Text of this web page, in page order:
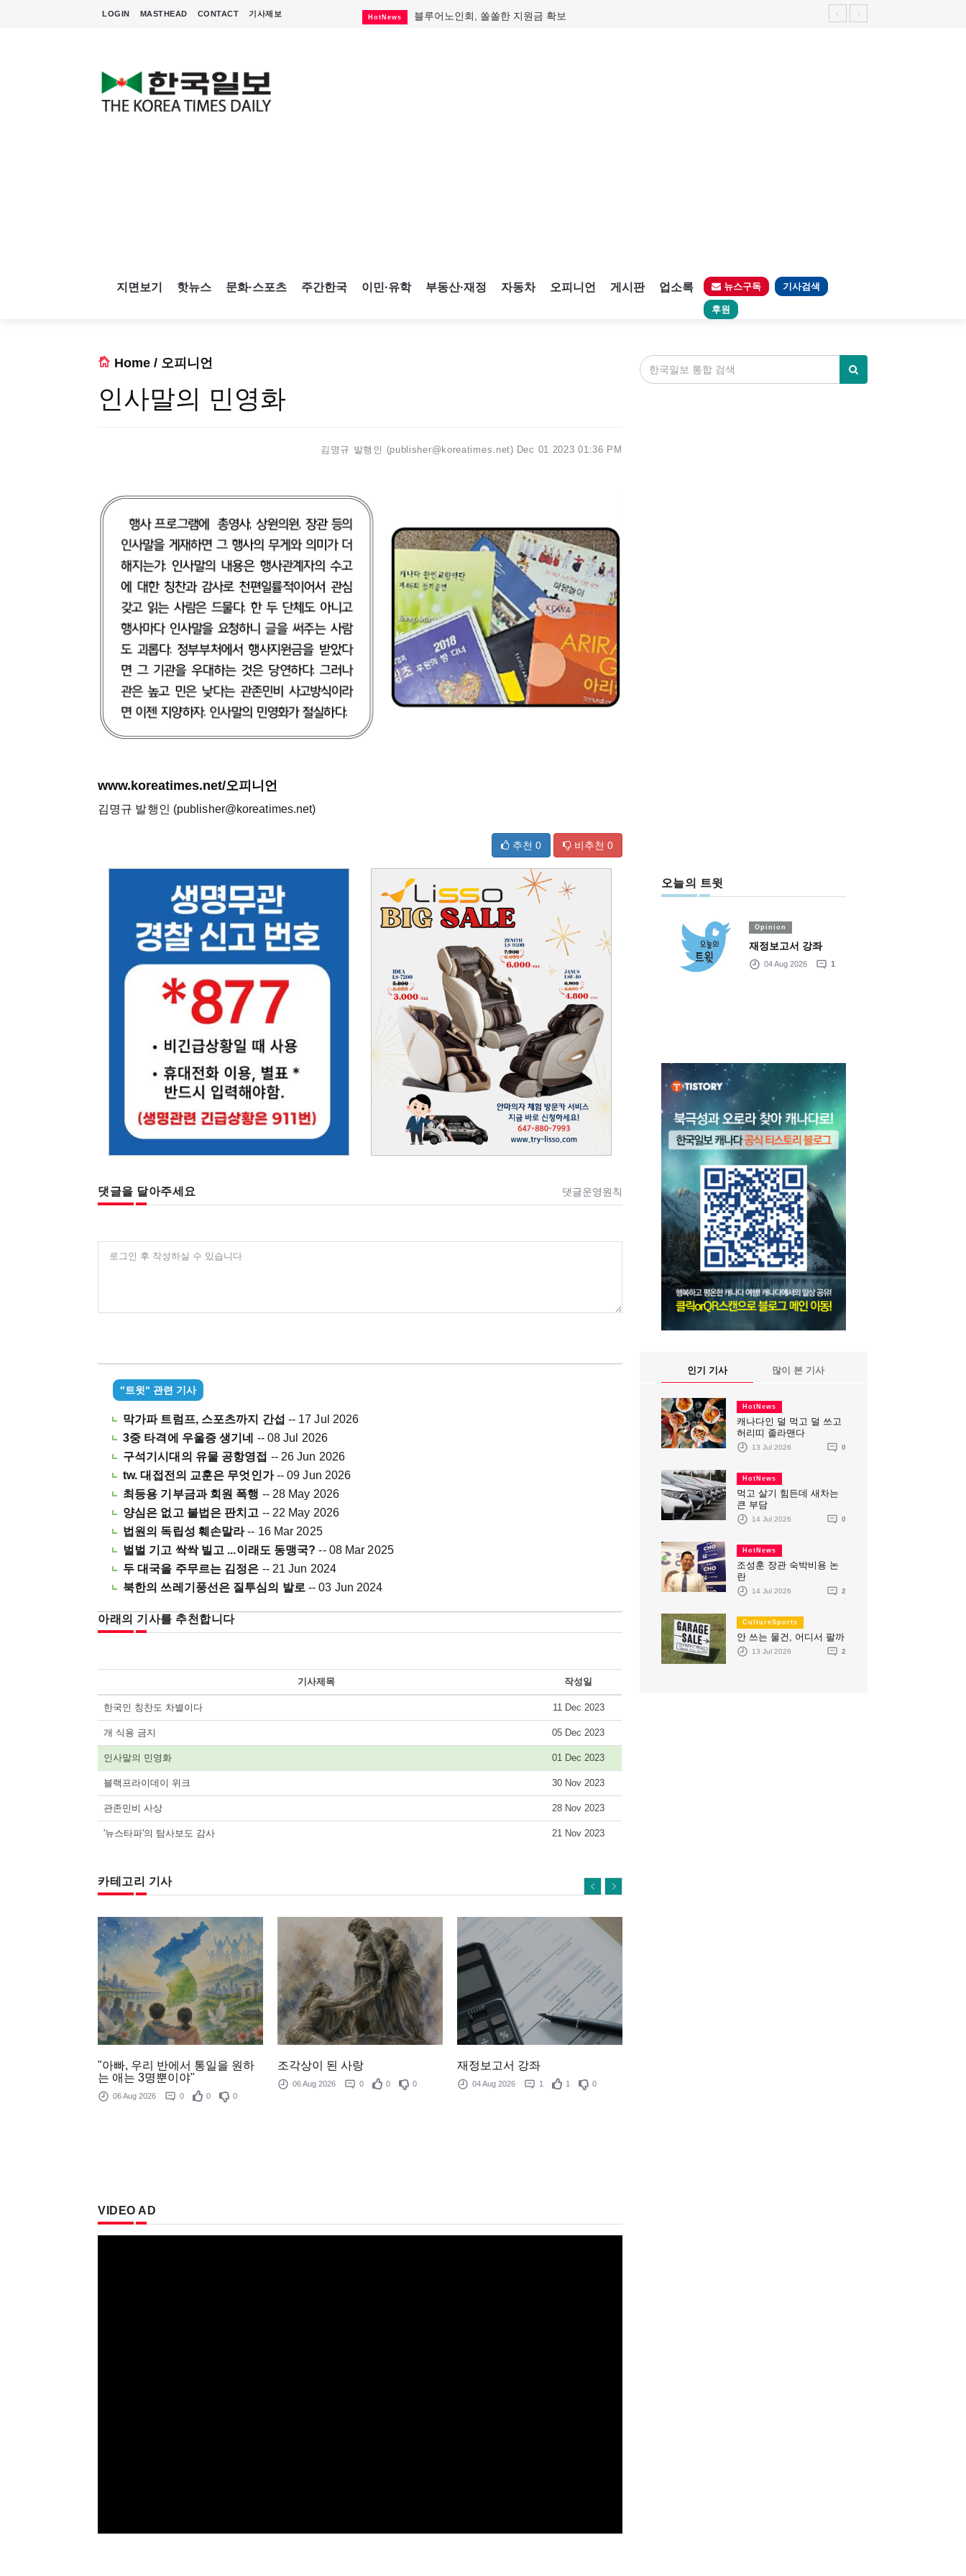
LOGIN MASTHEAD CONTACT 기사제보 HotNews 블루어노인회, 쏠쏠한 지원금 확보
지면보기 핫뉴스 문화·스포츠 주간한국 이민·유학 부동산·재정 자동차 오피니언 게시판 업소록 뉴스구독 기사검색
후원
Home / 오피니언
인사말의 민영화
김명규 발행인 (publisher@koreatimes.net) Dec 01 2023 01:36 PM
www.koreatimes.net/오피니언
김명규 발행인 (publisher@koreatimes.net)
추천 0 비추천 0
댓글을 달아주세요 댓글운영원칙
로그인 후 작성하실 수 있습니다
"트윗" 관련 기사
막가파 트럼프, 스포츠까지 간섭 -- 17 Jul 2026
3중 타격에 우울증 생기네
-- 08 Jul 2026
구석기시대의 유물 공항영접 -- 26 Jun 2026
tw. 대접전의 교훈은 무엇인가-- 09 Jun 2026
최등용 기부금과 회원 폭행 -- 28 May 2026
양심은 없고 불법은 판치고 -- 22 May 2026
법원의 독립성 훼손말라-- 16 Mar 2025
벌벌 기고 싹싹 빌고 ...이래도 동맹국?-- 08 Mar 2025
두 대국을 주무르는 김정은 -- 21 Jun 2024
북한의 쓰레기풍선은 질투심의 발로 -- 03 Jun 2024
아래의 기사를 추천합니다
기사제목 작성일
한국인 칭찬도 차별이다 11 Dec 2023
개 식용 금지 05 Dec 2023
인사말의 민영화 01 Dec 2023
블랙프라이데이 위크 30 Nov 2023
관존민비 사상 28 Nov 2023
'뉴스타파'의 탐사보도 감사 21 Nov 2023
카테고리 기사
"아빠, 우리 반에서 통일을 원하
는 애는 3명뿐이야"
06 Aug 2026 0 0 0
조각상이 된 사랑
06 Aug 2026 0 0 0
재정보고서 강좌
04 Aug 2026 1 1 0
VIDEO AD
오늘의 트윗
Opinion
재정보고서 강좌
04 Aug 2026 1
인기 기사 많이 본 기사
HotNews
캐나다인 덜 먹고 덜 쓰고
허리띠 졸라맨다
13 Jul 2026 0
HotNews
먹고 살기 힘든데 새차는
큰 부담
14 Jul 2026 0
HotNews
조성훈 장관 숙박비용 논
란
14 Jul 2026 2
CultureSports
안 쓰는 물건, 어디서 팔까
13 Jul 2026 2